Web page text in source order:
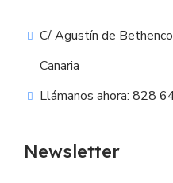
C/ Agustín de
Canaria
Llámanos ahora: 828
Newsletter